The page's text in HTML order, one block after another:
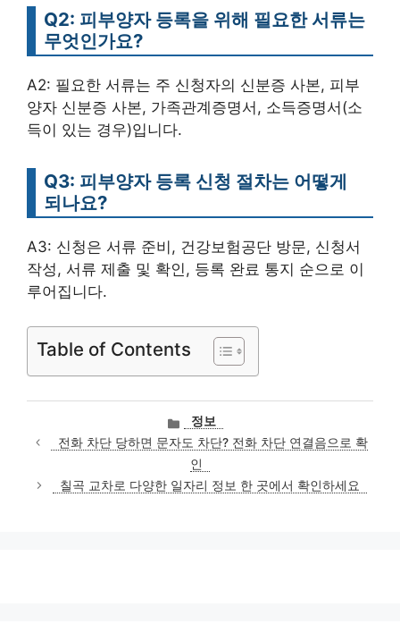
Q2: 피부양자 등록을 위해 필요한 서류는
무엇인가요?
A2: 필요한 서류는 주 신청자의 신분증 사본, 피부
양자 신분증 사본, 가족관계증명서, 소득증명서(소
득이 있는 경우)입니다.
Q3: 피부양자 등록 신청 절차는 어떻게
되나요?
A3: 신청은 서류 준비, 건강보험공단 방문, 신청서
작성, 서류 제출 및 확인, 등록 완료 통지 순으로 이
루어집니다.
Table of Contents
카
테
고
리
정보
전화 차단 당하면 문자도 차단? 전화 차단 연결음으로 확
인
칠곡 교차로 다양한 일자리 정보 한 곳에서 확인하세요